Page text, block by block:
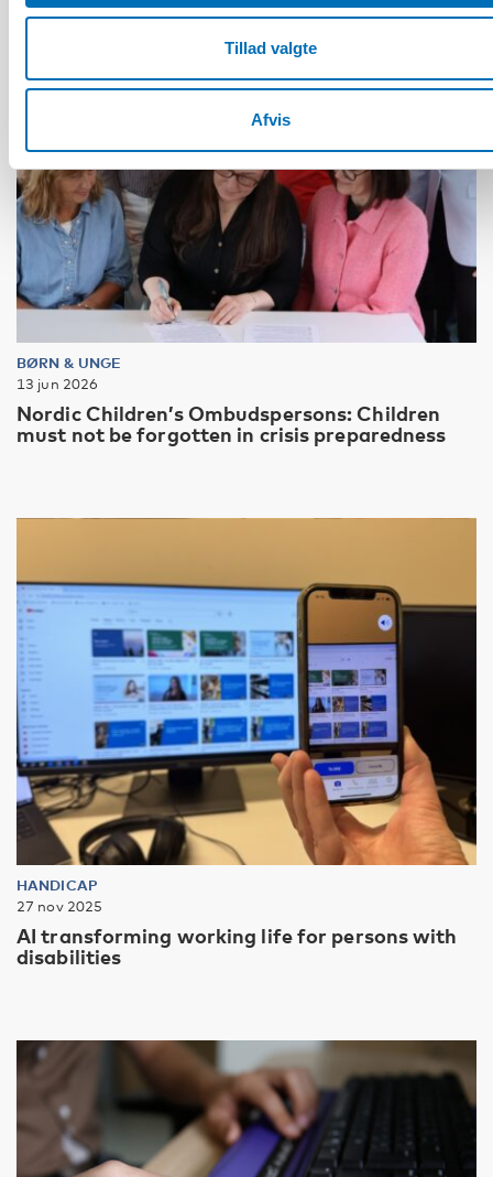
Tillad valgte
Afvis
BØRN & UNGE
13 jun 2026
Nordic Children’s Ombudspersons: Children
must not be forgotten in crisis preparedness
HANDICAP
27 nov 2025
AI transforming working life for persons with
disabilities